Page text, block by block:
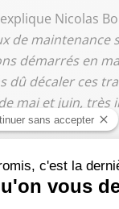
explique Nicolas
de
démarrés en
décaler ces
mai et juin, très
afin
de réservation
a ainsi la